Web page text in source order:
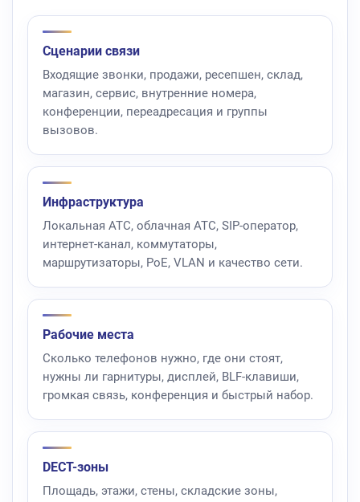
Сценарии связи
Входящие звонки, продажи, ресепшен, склад,
магазин, сервис, внутренние номера,
конференции, переадресация и группы
вызовов.
Инфраструктура
Локальная АТС, облачная АТС, SIP-оператор,
интернет-канал, коммутаторы,
маршрутизаторы, PoE, VLAN и качество сети.
Рабочие места
Сколько телефонов нужно, где они стоят,
нужны ли гарнитуры, дисплей, BLF-клавиши,
громкая связь, конференция и быстрый набор.
DECT-зоны
Площадь, этажи, стены, складские зоны,